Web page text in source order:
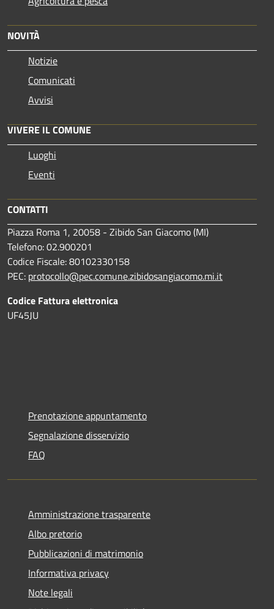
NOVITÀ
Notizie
Comunicati
Avvisi
VIVERE IL COMUNE
Luoghi
Eventi
CONTATTI
Piazza Roma 1, 20058 - Zibido San Giacomo (MI)
Telefono: 02.900201
Codice Fiscale: 80102330158
PEC: protocollo@pec.comune.zibidosangiacomo.mi.it
Codice Fattura elettronica
UF45JU
Prenotazione appuntamento
Segnalazione disservizio
FAQ
Amministrazione trasparente
Albo pretorio
Pubblicazioni di matrimonio
Informativa privacy
Note legali